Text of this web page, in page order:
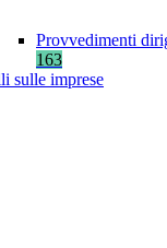
Provvedimenti
163
sulle imprese